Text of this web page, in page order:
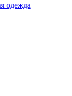
одежда